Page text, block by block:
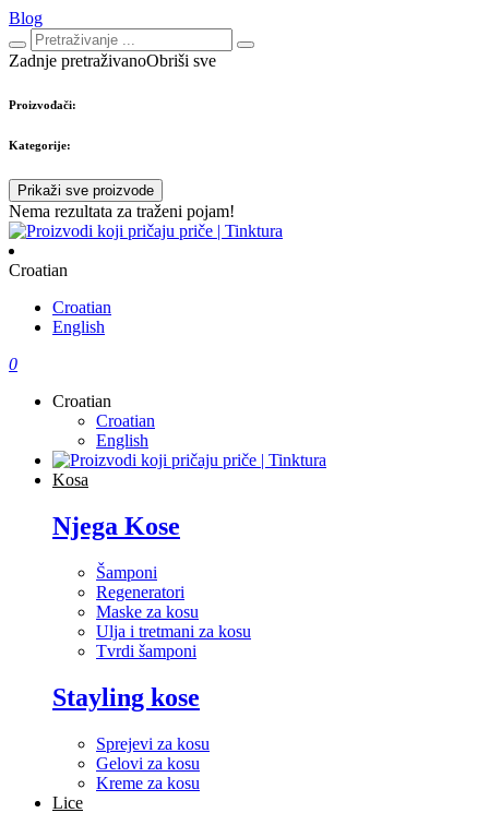
Blog
Zadnje pretraživanoObriši sve
Proizvođači:
Kategorije:
Prikaži sve proizvode
Nema rezultata za traženi pojam!
Croatian
Croatian
English
0
Croatian
Croatian
English
Kosa
Njega Kose
Šamponi
Regeneratori
Maske za kosu
Ulja i tretmani za kosu
Tvrdi šamponi
Stayling kose
Sprejevi za kosu
Gelovi za kosu
Kreme za kosu
Lice